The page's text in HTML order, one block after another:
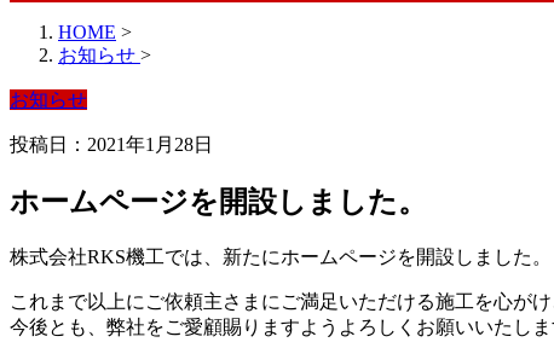
HOME >
お知らせ >
お知らせ
投稿日：2021年1月28日
ホームページを開設しました。
株式会社RKS機工では、新たにホームページを開設しました。
これまで以上にご依頼主さまにご満足いただける施工を心が
今後とも、弊社をご愛顧賜りますようよろしくお願いいたしま